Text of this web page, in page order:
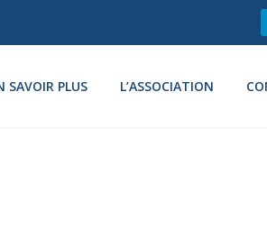
SAVOIR PLUS L’ASSOCIATION